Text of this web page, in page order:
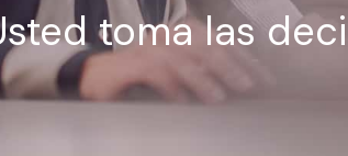
toma las